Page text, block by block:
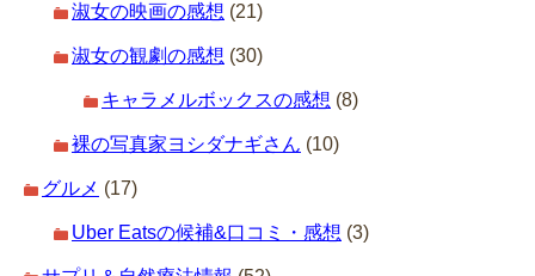
淑女の映画の感想 (21)
淑女の観劇の感想 (30)
キャラメルボックスの感想 (8)
裸の写真家ヨシダナギさん (10)
グルメ (17)
Uber Eatsの候補&口コミ・感想 (3)